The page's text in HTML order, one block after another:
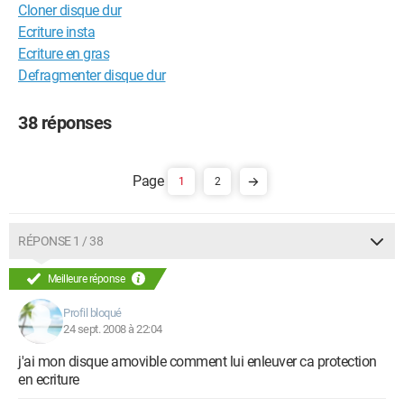
Cloner disque dur
Ecriture insta
Ecriture en gras
Defragmenter disque dur
38 réponses
1 2
RÉPONSE 1 / 38
Meilleure réponse
Profil bloqué
24 sept. 2008 à 22:04
j'ai mon disque amovible comment lui enleuver ca protection
en ecriture